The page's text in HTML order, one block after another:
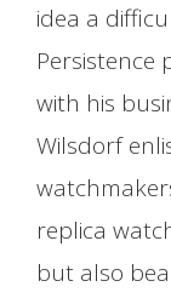
idea a
Persistence
with his
Wilsdorf
replica
but also